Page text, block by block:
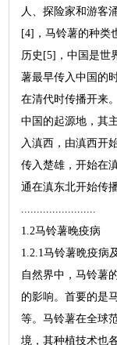
人、探险家和游客
[4]，马铃薯的种类
历史[5]，中国是世
薯最早传入中国的
在清代时传播开来
中国的起源地，其
入滇西，由滇西开
传入楚雄，开始在
通在滇东北开始传播
1.2马铃薯晚疫病
1.2.1马铃薯晩疫病
自然界中，马铃薯
的影响。首要的是
等。马铃薯在全球
境，其种植技术也